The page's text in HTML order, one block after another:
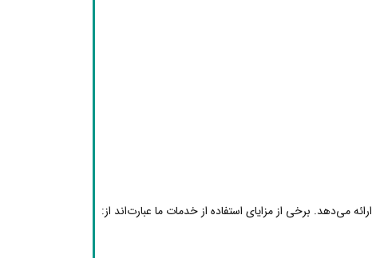
می‌دهد. برخی از مزایای استفاده از خدمات ما عبارت‌اند از: